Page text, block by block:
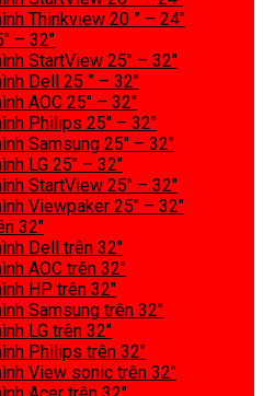
Thinkview 20 ” – 24″
– 32″
StartView 25″ – 32″
Dell 25 ” – 32″
AOC 25″ – 32″
Philips 25″ – 32″
Samsung 25″ – 32″
LG 25″ – 32″
StartView 25″ – 32″
Viewpaker 25″ – 32″
32″
Dell trên 32″
AOC trên 32″
HP trên 32″
Samsung trên 32″
LG trên 32″
Philips trên 32″
View sonic trên 32″